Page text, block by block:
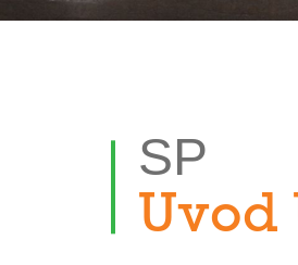
SP
Uvod